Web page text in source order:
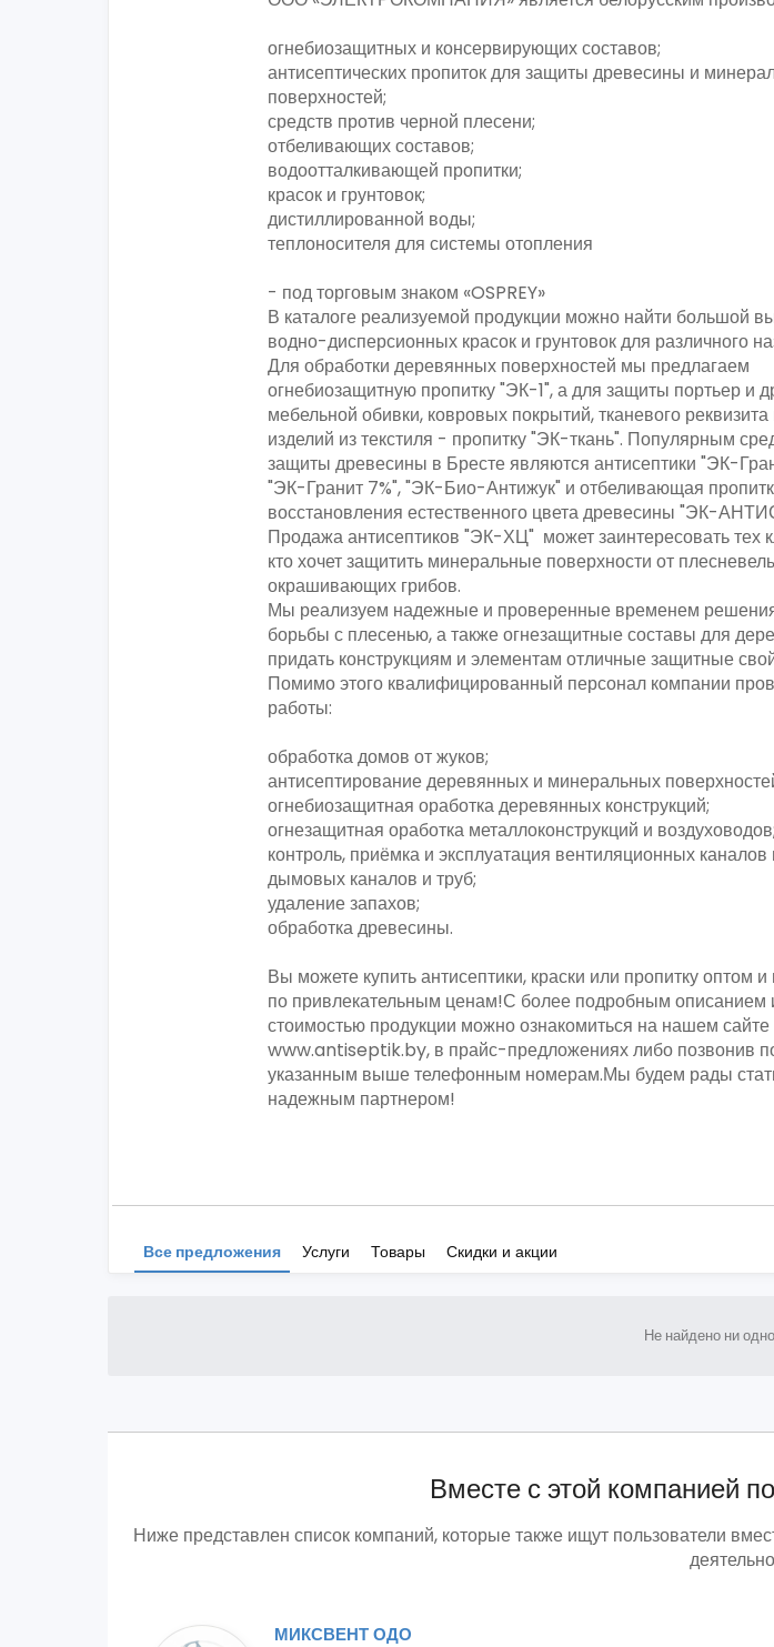
огнебиозащитных и консервирующих составов;
антисептических пропиток для защиты древесины и
поверхностей;
средств против черной плесени;
отбеливающих составов;
водоотталкивающей пропитки;
красок и грунтовок;
дистиллированной воды;
теплоносителя для системы отопления
- под торговым знаком «OSPREY»
В каталоге реализуемой продукции можно найти большой
водно-дисперсионных красок и грунтовок для различного
Для обработки деревянных поверхностей мы предлагаем
огнебиозащитную пропитку "ЭК-1", а для защиты портьер и
мебельной обивки, ковровых покрытий, тканевого
изделий из текстиля - пропитку "ЭК-ткань". Популярным
защиты древесины в Бресте являются антисептики "ЭК-
"ЭК-Гранит 7%", "ЭК-Био-Антижук" и отбеливающая
восстановления естественного цвета древесины "ЭК-
Продажа антисептиков "ЭК-ХЦ" может заинтересовать тех
кто хочет защитить минеральные поверхности от
окрашивающих грибов.
Мы реализуем надежные и проверенные временем
борьбы с плесенью, а также огнезащитные составы для
придать конструкциям и элементам отличные защитные
Помимо этого квалифицированный персонал компании
работы:
обработка домов от жуков;
антисептирование деревянных и минеральных
огнебиозащитная оработка деревянных конструкций;
огнезащитная оработка металлоконструкций и воздуховодов;
контроль, приёмка и эксплуатация вентиляционных каналов
дымовых каналов и труб;
удаление запахов;
обработка древесины.
Вы можете купить антисептики, краски или пропитку оптом и
по привлекательным ценам!С более подробным описанием
стоимостью продукции можно ознакомиться на нашем сайте
www.antiseptik.by, в прайс-предложениях либо позвонив
указанным выше телефонным номерам.Мы будем рады
надежным партнером!
Все предложения Услуги Товары Скидки и акции
Не найдено ни
Вместе с этой компанией
Ниже представлен список компаний, которые также ищут пользователи
МИКСВЕНТ ОДО